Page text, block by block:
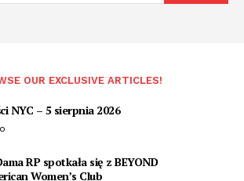
OUR EXCLUSIVE ARTICLES!
NYC – 5 sierpnia 2026
RP spotkała się z BEYOND
Women’s Club